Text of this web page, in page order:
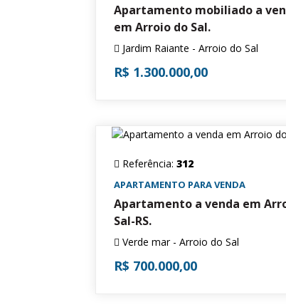
Apartamento mobiliado a
em Arroio do Sal.
Jardim Raiante - Arroio do Sal
R$ 1.300.000,00
Referência: 312
APARTAMENTO PARA VENDA
Apartamento a venda em
Sal-RS.
Verde mar - Arroio do Sal
R$ 700.000,00